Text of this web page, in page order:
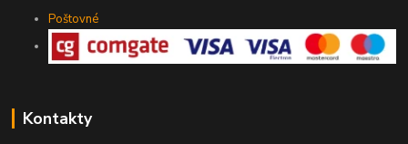
Poštovné
Kontakty